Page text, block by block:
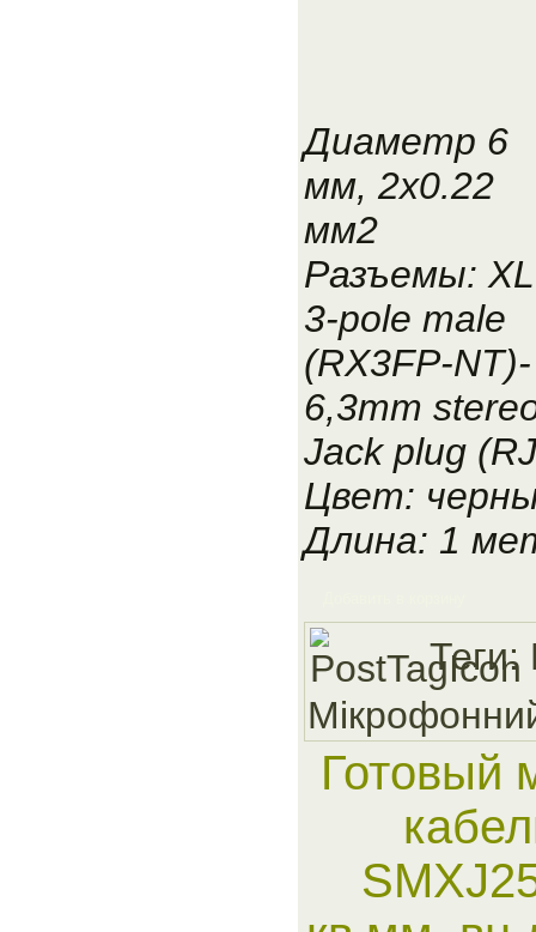
Диаметр 6
мм, 2x0.22
мм2
Разъемы:
3-pole male
(RX3FP-NT)-
6,3mm
Jack plug
Цвет:
Длина: 1
Теги:
Готовый